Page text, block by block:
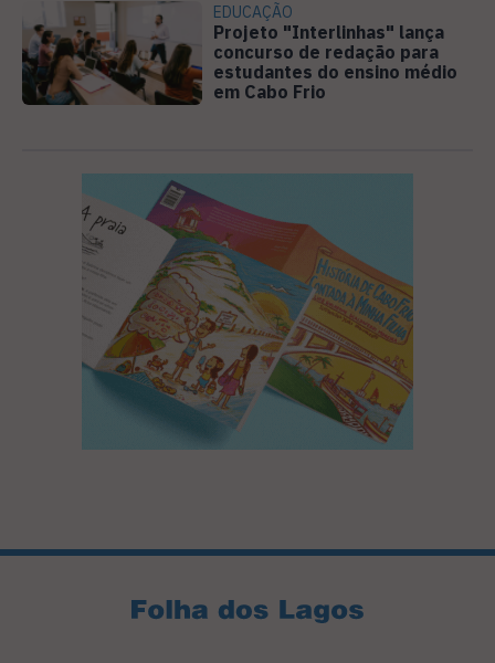
EDUCAÇÃO
Projeto "Interlinhas" lança
concurso de redação para
estudantes do ensino médio
em Cabo Frio